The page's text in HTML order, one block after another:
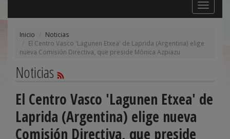
Toggle
navigation
Inicio
Noticias
El Centro Vasco 'Lagunen Etxea' de Laprida (Argentina) elige
nueva Comisión Directiva, que preside Mónica Azpiazu
Noticias
El Centro Vasco 'Lagunen Etxea' de
Laprida (Argentina) elige nueva
Comisión Directiva, que preside